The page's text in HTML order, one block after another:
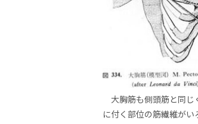
大胸筋も側頭筋と同じ
に付く部位の筋繊維がい